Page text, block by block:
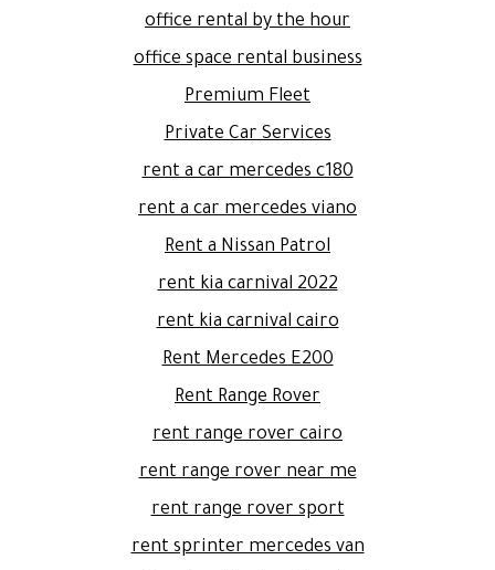
office rental by the hour
office space rental business
Premium Fleet
Private Car Services
rent a car mercedes c180
rent a car mercedes viano
Rent a Nissan Patrol
rent kia carnival 2022
rent kia carnival cairo
Rent Mercedes E200
Rent Range Rover
rent range rover cairo
rent range rover near me
rent range rover sport
rent sprinter mercedes van